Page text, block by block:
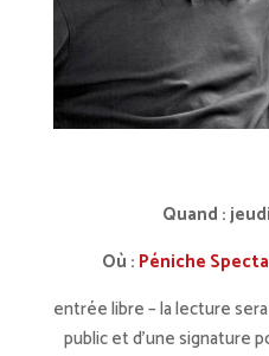
Quand :
Où : Péniche
entrée libre – la lecture
public et d’une signature